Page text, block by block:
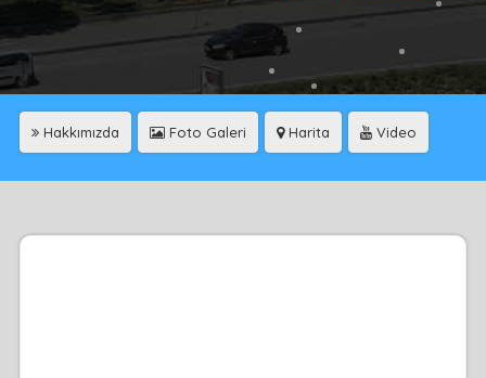
Hakkımızda Foto Galeri Harita Video